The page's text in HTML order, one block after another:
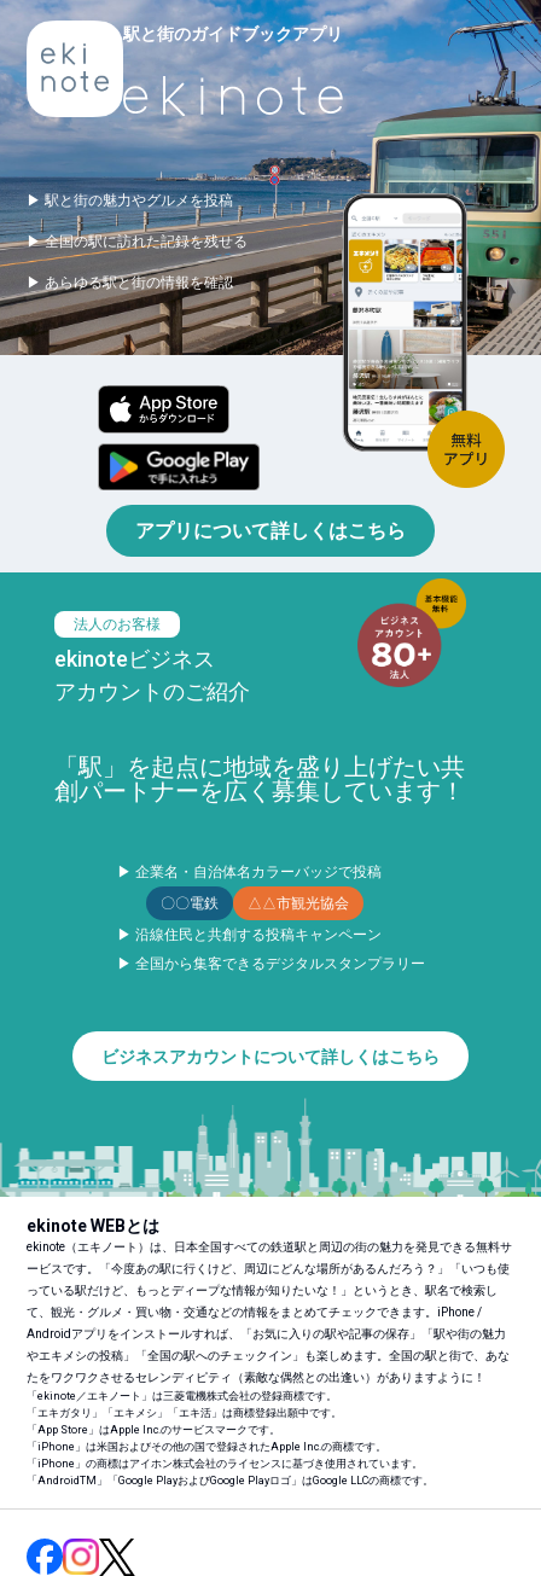
駅と街のガイドブックアプリ
▶ 駅と街の魅力やグルメを投稿
▶ 全国の駅に訪れた記録を残せる
▶ あらゆる駅と街の情報を確認
アプリについて詳しくはこちら
法人のお客様
ekinoteビジネス
アカウントのご紹介
「駅」を起点に地域を盛り上げたい共
創パートナーを広く募集しています！
▶ 企業名・自治体名カラーバッジで投稿
〇〇電鉄
△△市観光協会
▶ 沿線住民と共創する投稿キャンペーン
▶ 全国から集客できるデジタルスタンプラリー
ビジネスアカウントについて詳しくはこちら
ekinote WEBとは
ekinote（エキノート）は、日本全国すべての鉄道駅と周辺の街の魅力を発見できる無料サ
ービスです。「今度あの駅に行くけど、周辺にどんな場所があるんだろう？」「いつも使
っている駅だけど、もっとディープな情報が知りたいな！」というとき、駅名で検索し
て、観光・グルメ・買い物・交通などの情報をまとめてチェックできます。iPhone /
Androidアプリをインストールすれば、「お気に入りの駅や記事の保存」「駅や街の魅力
やエキメシの投稿」「全国の駅へのチェックイン」も楽しめます。全国の駅と街で、あな
たをワクワクさせるセレンディピティ（素敵な偶然との出逢い）がありますように！
「ekinote／エキノート」は三菱電機株式会社の登録商標です。
「エキガタリ」「エキメシ」「エキ活」は商標登録出願中です。
「App Store」はApple Inc.のサービスマークです。
「iPhone」は米国およびその他の国で登録されたApple Inc.の商標です。
「iPhone」の商標はアイホン株式会社のライセンスに基づき使用されています。
「AndroidTM 」「Google PlayおよびGoogle Playロゴ」はGoogle LLCの商標です。